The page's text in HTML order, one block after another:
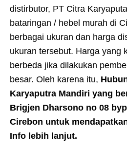
distirbutor, PT Citra
bataringan / hebel murah di
berbagai ukuran dan harga
ukuran tersebut. Harga yang
berbeda jika dilakukan
besar. Oleh karena itu,
Karyaputra Mandiri yang
Brigjen Dharsono no 08
Cirebon untuk
Info lebih lanjut.